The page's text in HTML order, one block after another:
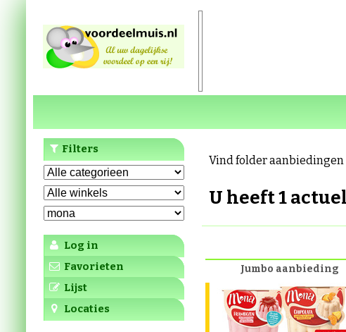
Filters
Log in
Favorieten
Lijst
Locaties
Vind folder aanbiedingen
U heeft 1
Jumbo aanbieding